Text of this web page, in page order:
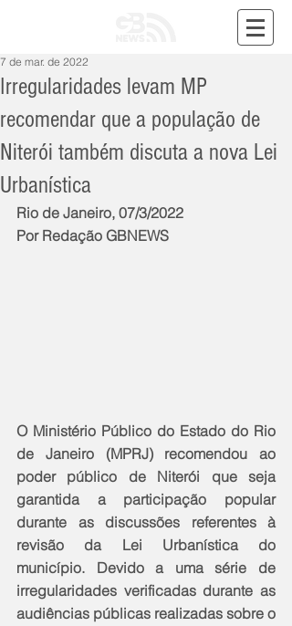
Irregularidades levam MP
recomendar que a população de
Niterói também discuta a nova Lei
Urbanística
7 de mar. de 2022
Rio de Janeiro, 07/3/2022
Por Redação GBNEWS
O Ministério Público do Estado do Rio
de Janeiro (MPRJ) recomendou ao
poder público de Niterói que seja
garantida a participação popular
durante as discussões referentes à
revisão da Lei Urbanística do
município. Devido a uma série de
irregularidades verificadas durante as
audiências públicas realizadas sobre o